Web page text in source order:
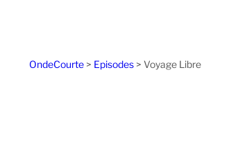
OndeCourte > Episodes > Voyage Libre